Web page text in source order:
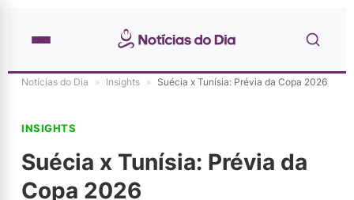
Notícias do Dia » Insights » Suécia x Tunísia: Prévia da Copa 2026
INSIGHTS
Suécia x Tunísia: Prévia da
Copa 2026